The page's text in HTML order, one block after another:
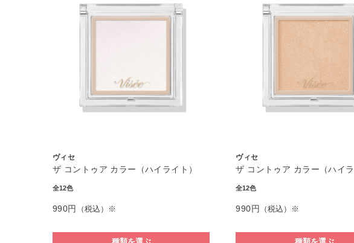
ヴィセ
ザ コントゥア カラー（ハイライト）
全12色
990円 （税込）※
ヴィセ
ザ コントゥア カラー（ハイラ
全12色
990円 （税込）※